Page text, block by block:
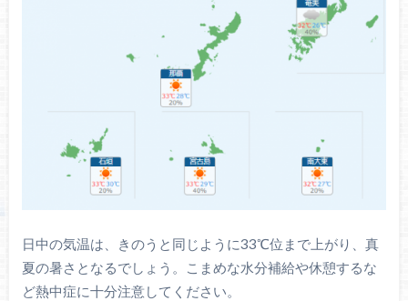
日中の気温は、きのうと同じように33℃位まで上がり、真
夏の暑さとなるでしょう。こまめな水分補給や休憩するな
ど熱中症に十分注意してください。